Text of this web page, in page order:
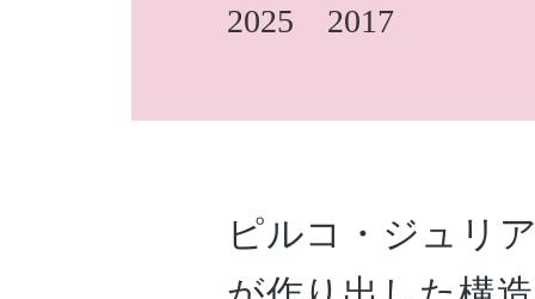
2025
2017
ピルコ・ジュリ